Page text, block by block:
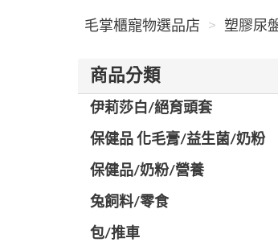
毛掌櫃寵物選品店 塑膠尿
商品分類
伊莉莎白/絕育頭套
保健品 化毛膏/益生菌/奶粉
保健品/奶粉/營養
兔飼料/零食
包/推車